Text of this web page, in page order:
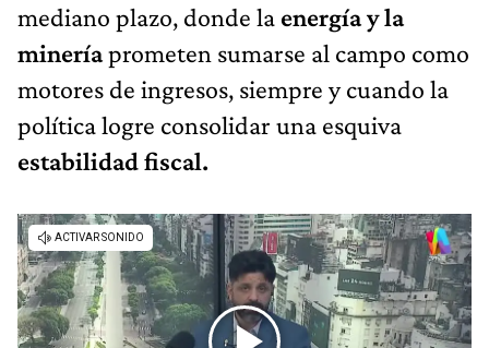
mediano plazo, donde la energía y la
mineríaprometen sumarse al campo como
motores de ingresos, siempre y cuando la
política logre consolidar una esquiva
estabilidad fiscal.